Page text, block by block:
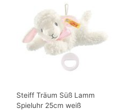
Steiff Träum Süß Lamm
Spieluhr 25cm weiß